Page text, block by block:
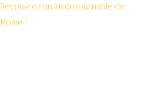
un incontournable de
!